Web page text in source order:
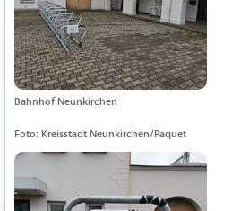
Bahnhof Neunkirchen
Foto: Kreisstadt Neunkirchen/Paquet